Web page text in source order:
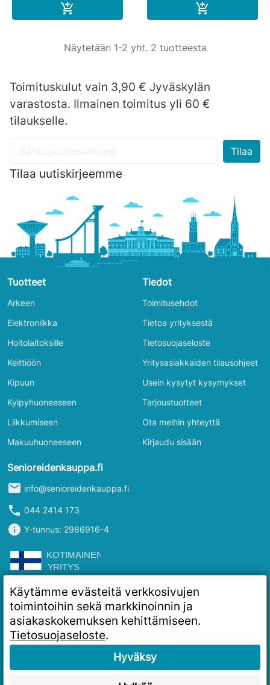
 
Näytetään 1-2 yht. 2 tuotteesta
Toimituskulut vain 3,90 € Jyväskylän
varastosta. Ilmainen toimitus yli 60 €
tilaukselle.
Tilaa uutiskirjeemme
Tuotteet
Arkeen
Elektroniikka
Hoitolaitoksille
Keittiöön
Kipuun
Kylpyhuoneeseen
Liikkumiseen
Makuuhuoneeseen
Tiedot
Toimitusehdot
Tietoa yrityksestä
Tietosuojaseloste
Yritysasiakkaiden tilausohjeet
Usein kysytyt kysymykset
Tarjoustuotteet
Ota meihin yhteyttä
Kirjaudu sisään
Senioreidenkauppa.fi
mail info@senioreidenkauppa.fi
phone 044 2414 173
info Y-tunnus: 2986916-4
Käytämme evästeitä verkkosivujen
toimintoihin sekä markkinoinnin ja
asiakaskokemuksen kehittämiseen.
Tietosuojaseloste.
Hyväksy